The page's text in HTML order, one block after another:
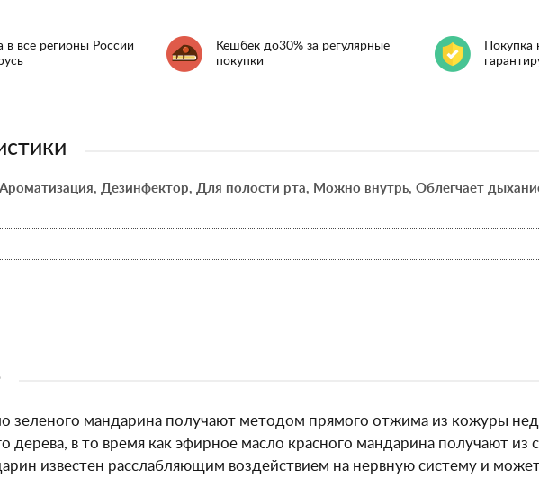
в все регионы России
Кешбек до30% за регулярные
покупки
Ароматизация, Дезинфектор, Для полости рта, Можно внутрь, Облегчает
зеленого мандарина получают методом прямого отжима из кожуры
дерева, в то время как эфирное масло красного мандарина получают из
известен расслабляющим воздействием на нервную систему и